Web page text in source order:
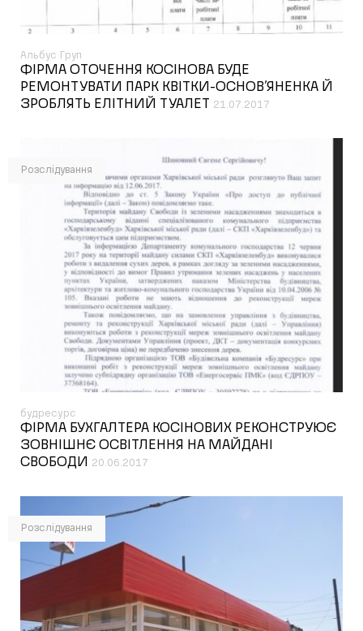
Альбус Груп
ФІРМА ОТОЧЕННЯ КОСІНОВА БУДЕ
РЕМОНТУВАТИ ПАРК КВІТКИ-ОСНОВ’ЯНЕНКА Й
ЗРОБЛЯТЬ ЕЛІТНИЙ ТУАЛЕТ
21.07.2017
Розслідування
будресурс
ФІРМА БУХГАЛТЕРА КОСІНОВИХ РЕКОНСТРУЮЄ
ЗОВНІШНЄ ОСВІТЛЕННЯ НА МАЙДАНІ
СВОБОДИ
20.06.2017
Розслідування